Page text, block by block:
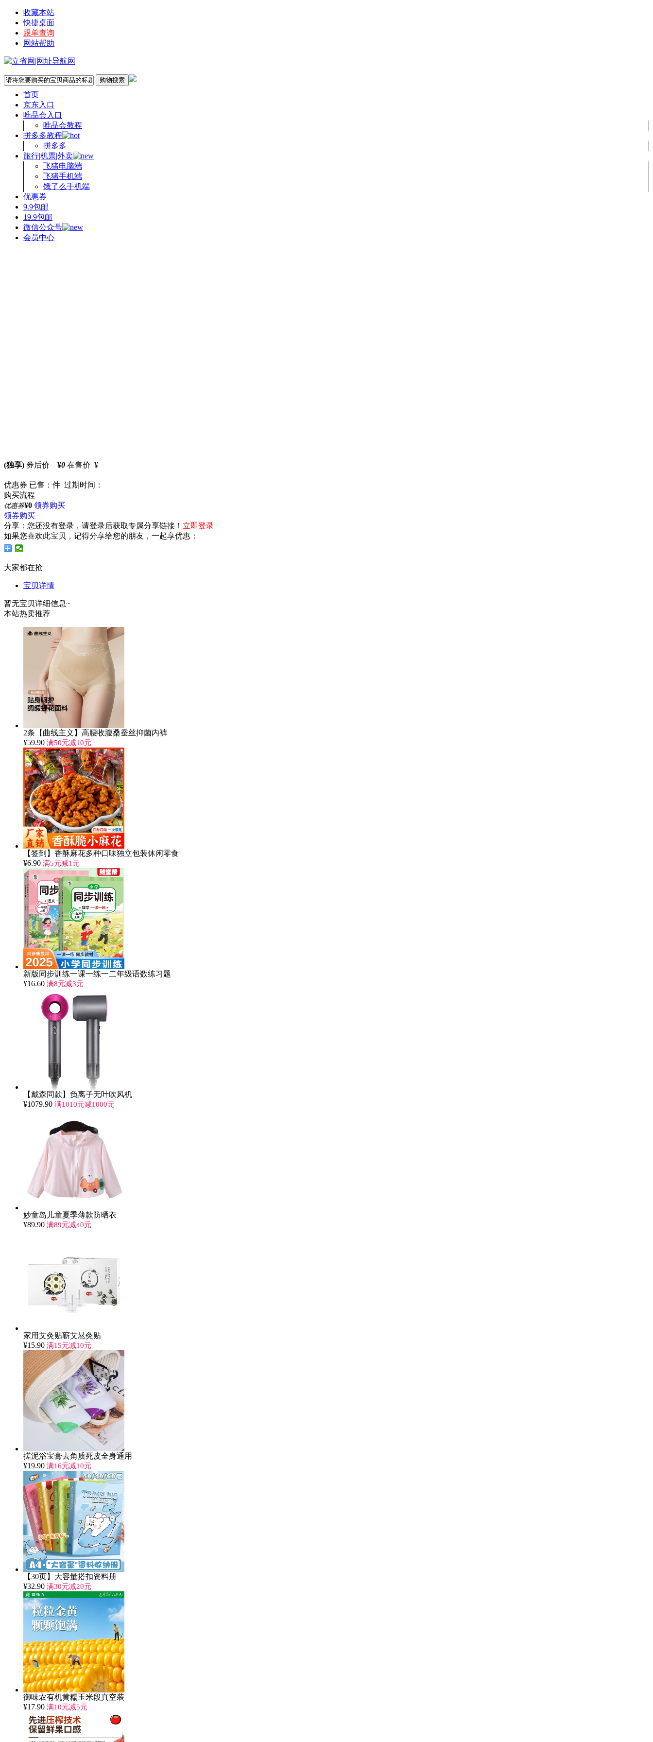
收藏本站
快捷桌面
跟单查询
网站帮助
首页
京东入口
唯品会入口
唯品会教程
拼多多教程
拼多多
旅行|机票|外卖
飞猪电脑端
飞猪手机端
饿了么手机端
优惠券
9.9包邮
19.9包邮
微信公众号
会员中心
(独享) 券后价 ¥0 在售价 ¥
优惠券 已售：件 过期时间：
购买流程
优惠券¥0 领券购买
领券购买
分享： 您还没有登录，请登录后获取专属分享链接！ 立即登录
如果您喜欢此宝贝，记得分享给您的朋友，一起享优惠：
大家都在抢
宝贝详情
暂无宝贝详细信息~
本站热卖推荐
2条【曲线主义】高腰收腹桑蚕丝抑菌内裤
¥59.90 满50元减10元
【签到】香酥麻花多种口味独立包装休闲零食
¥6.90 满5元减1元
新版同步训练一课一练一二年级语数练习题
¥16.60 满8元减3元
【戴森同款】负离子无叶吹风机
¥1079.90 满1010元减1000元
妙童岛儿童夏季薄款防晒衣
¥89.90 满89元减40元
家用艾灸贴蕲艾悬灸贴
¥15.90 满15元减10元
搓泥浴宝膏去角质死皮全身通用
¥19.90 满16元减10元
【30页】大容量搭扣资料册
¥32.90 满30元减20元
御味农有机黄糯玉米段真空装
¥17.90 满10元减5元